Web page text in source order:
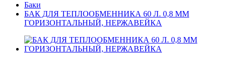
Баки
БАК ДЛЯ ТЕПЛООБМЕННИКА 60 Л. 0,8 ММ
ГОРИЗОНТАЛЬНЫЙ, НЕРЖАВЕЙКА